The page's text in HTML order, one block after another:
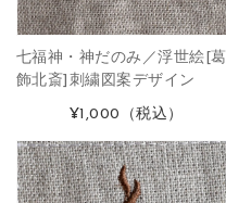
七福神・神だのみ／浮世絵[葛
飾北斎]刺繍図案デザイン
¥1,000 （税込）